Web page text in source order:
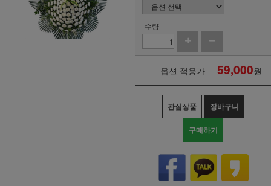
수량
옵션 적용가 59,000원
관심상품 장바구니
구매하기